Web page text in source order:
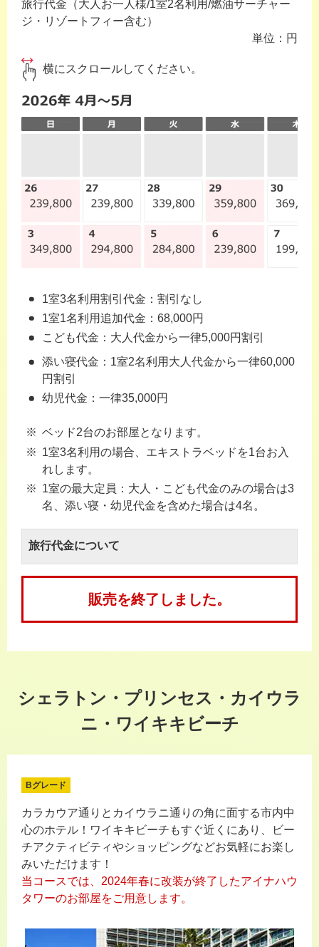
旅行代金（大人お一人様/1室2名利用/燃油サーチャー
ジ・リゾートフィー含む）
単位：円
横にスクロールしてください。
1室3名利用割引代金：割引なし
1室1名利用追加代金：68,000円
こども代金：大人代金から一律5,000円割引
添い寝代金：1室2名利用大人代金から一律60,000
円割引
幼児代金：一律35,000円
ベッド2台のお部屋となります。
1室3名利用の場合、エキストラベッドを1台お入
れします。
1室の最大定員：大人・こども代金のみの場合は3
名、添い寝・幼児代金を含めた場合は4名。
旅行代金について
販売を終了しました。
シェラトン・プリンセス・カイウラ
ニ・ワイキキビーチ
Bグレード
カラカウア通りとカイウラニ通りの角に面する市内中
心のホテル！ワイキキビーチもすぐ近くにあり、ビー
チアクティビティやショッピングなどお気軽にお楽し
みいただけます！
当コースでは、2024年春に改装が終了したアイナハウ
タワーのお部屋をご用意します。